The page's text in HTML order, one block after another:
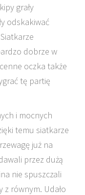
grały
odskakiwać
dobrze w
oczka także
tę partię
i mocnych
temu siatkarze
już na
przez dużą
nie spuszczali
równym. Udało